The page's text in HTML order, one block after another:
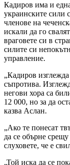
Кадиров има и
украинските сили
членове на
искали да го
враговете си в
силите си
управление.
„Кадиров
съпротива.
негови хора са
12 000, но за да
казва Аслан.
„Ако те понесат
да се обърне
слуховете, че е
„Той иска да се